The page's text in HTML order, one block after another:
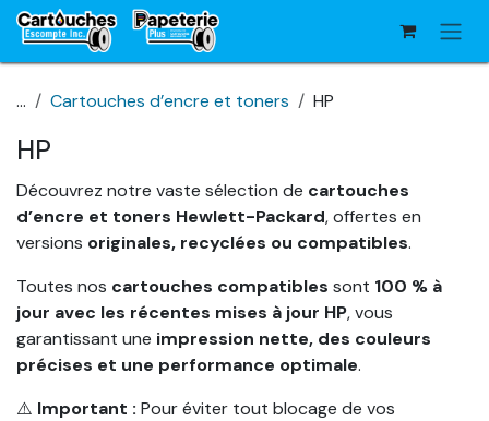
Se rendre au contenu
... Cartouches d’encre et toners HP
HP
Découvrez notre vaste sélection de cartouches
d’encre et toners Hewlett-Packard, offertes en
versions originales, recyclées ou compatibles.
Toutes nos cartouches compatibles sont 100 % à
jour avec les récentes mises à jour HP, vous
garantissant une impression nette, des couleurs
précises et une performance optimale.
⚠️ Important : Pour éviter tout blocage de vos